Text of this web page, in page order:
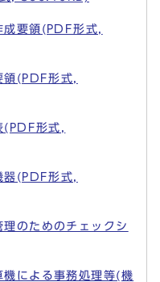
成要領(PDF形式,
領(PDF形式,
(PDF形式,
器(PDF形式,
理のためのチェックシ
機による事務処理等(機